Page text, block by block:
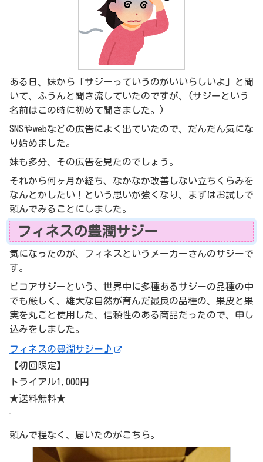
ある日、妹から「サジーっていうのがいいらしいよ」と聞
いて、ふうんと聞き流していたのですが、(サジーという
名前はこの時に初めて聞きました。)
SNSやwebなどの広告によく出ていたので、だんだん気にな
り始めました。
妹も多分、その広告を見たのでしょう。
それから何ヶ月か経ち、なかなか改善しない立ちくらみを
なんとかしたい！という思いが強くなり、まずはお試しで
頼んでみることにしました。
フィネスの豊潤サジー
気になったのが、フィネスというメーカーさんのサジーで
す。
ビコアサジーという、世界中に多種あるサジーの品種の中
でも厳しく、雄大な自然が育んだ最良の品種の、 果皮と果
実を丸ごと使用した、信頼性のある商品だったので、申し
込みをしました。
フィネスの豊潤サジー♪
【初回限定】
トライアル1,000円
★送料無料★
頼んで程なく、届いたのがこちら。